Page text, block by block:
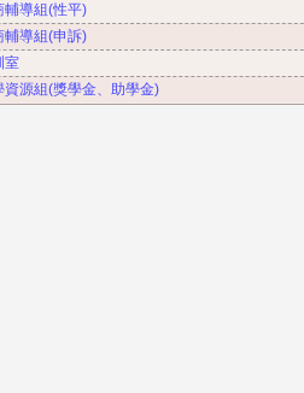
輔導組(性平)
輔導組(申訴)
室
資源組(獎學金、助學金)